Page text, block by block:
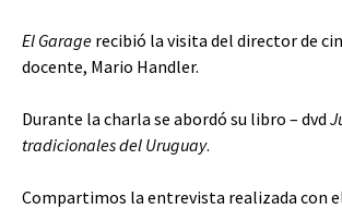
El Garage recibió la visita del director de
docente, Mario Handler.
Durante la charla se abordó su libro – dvd
tradicionales del Uruguay.
Compartimos la entrevista realizada con